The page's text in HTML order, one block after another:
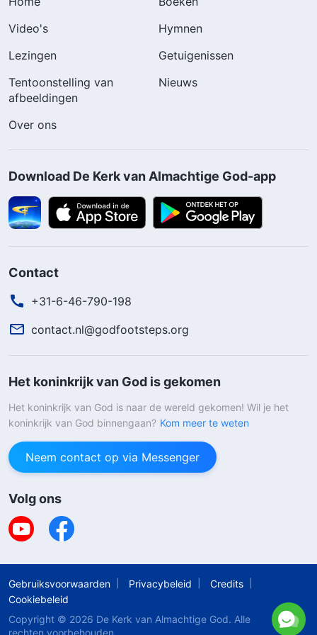
Video's
Hymnen
Lezingen
Getuigenissen
Tentoonstelling van
afbeeldingen
Nieuws
Over ons
Download De Kerk van Almachtige God-app
Contact
+31-6-46-790-198
contact.nl@godfootsteps.org
Het koninkrijk van God is gekomen
Het koninkrijk van God is naar de wereld gekomen! Wil je het
koninkrijk van God binnengaan? Kom meer te weten
Neem contact op via Messenger
Volg ons
Gebruiksvoorwaarden Privacybeleid
Credits
Cookiebeleid
Copyright © 2026 De Kerk van Almachtige God. Alle